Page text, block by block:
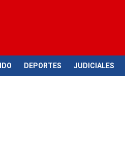
DEPORTES JUDICIALES